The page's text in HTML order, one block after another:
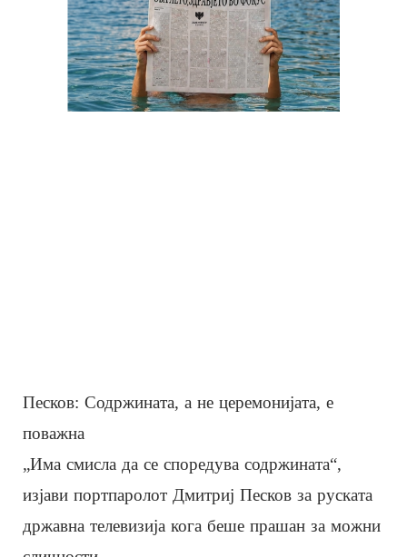
Песков: Содржината, а не церемонијата, е
поважна
„Има смисла да се споредува содржината“,
изјави портпаролот Дмитриј Песков за руската
државна телевизија кога беше прашан за можни